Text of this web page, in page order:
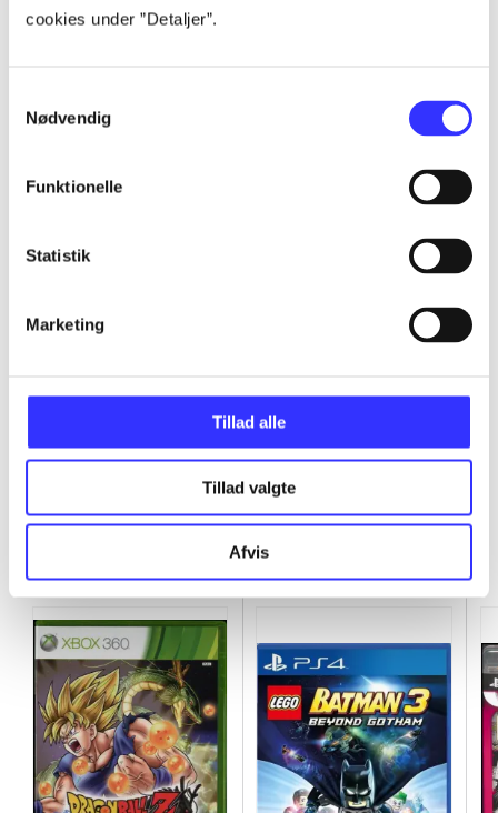
cookies under ”Detaljer”.
Nødvendig
Funktionelle
Statistik
Marketing
Tillad alle
Tillad valgte
Afvis
Alle registrerede artikler fordelt på udgivelser